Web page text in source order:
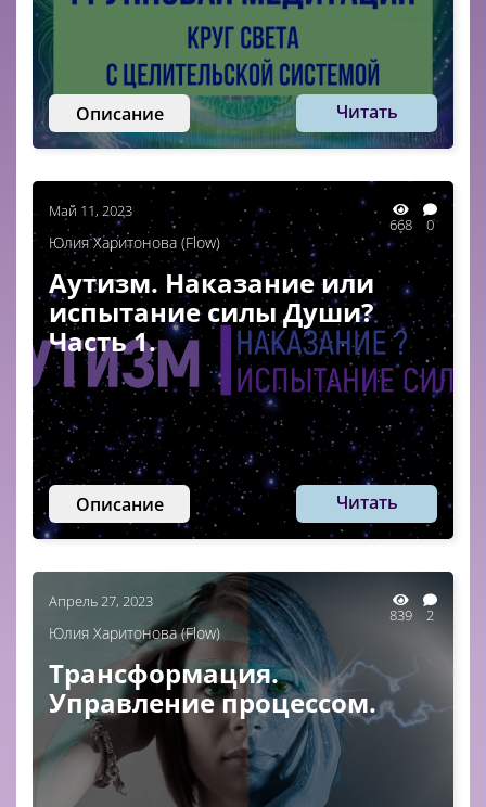
Описание Читать
Май 11, 2023
668 0
Юлия Харитонова (Flow)
Аутизм. Наказание или
испытание силы Души?
Часть 1.
Описание Читать
Апрель 27, 2023
839 2
Юлия Харитонова (Flow)
Трансформация.
Управление процессом.